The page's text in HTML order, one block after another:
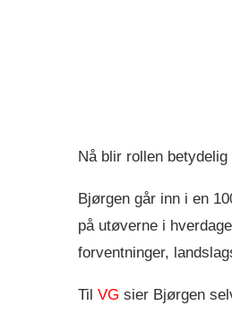
Nå blir rollen
Bjørgen går inn i en
på utøverne i
forventninger,
Til VG sier Bjørgen